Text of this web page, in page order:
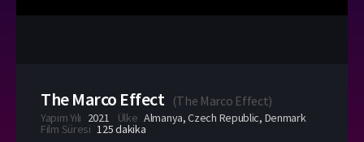
The Marco Effect (The Marco Effect)
Yapım Yılı 2021 Ülke Almanya,Czech Republic, Denmark
Film Süresi 125 dakika